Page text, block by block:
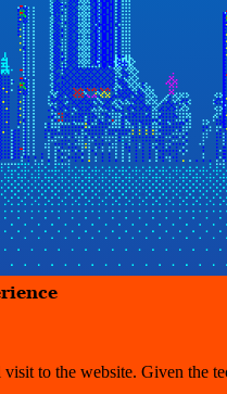
to the website. Given the